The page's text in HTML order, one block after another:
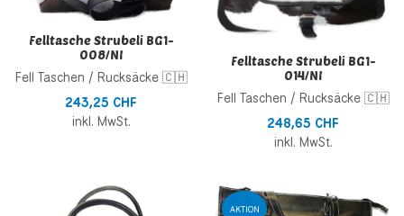
Felltasche Strubeli BG1-
008/NI
Fell Taschen / Rucksäcke 🇨🇭
243,25 CHF
inkl. MwSt.
Felltasche Strubeli BG1-
014/NI
Fell Taschen / Rucksäcke 🇨🇭
248,65 CHF
inkl. MwSt.
Zur Wunschliste hinzufügen
AKTION